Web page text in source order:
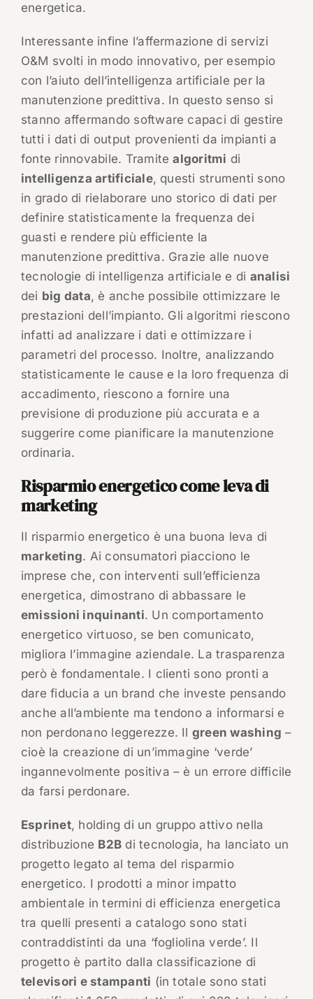
energetica.
Interessante infine l’affermazione di servizi
O&M svolti in modo innovativo, per esempio
con l’aiuto dell’intelligenza artificiale per la
manutenzione predittiva. In questo senso si
stanno affermando software capaci di gestire
tutti i dati di output provenienti da impianti a
fonte rinnovabile. Tramitealgoritmi di
intelligenza artificiale, questi strumenti sono
in grado di rielaborare uno storico di dati per
definire statisticamente la frequenza dei
guasti e rendere più efficiente la
manutenzione predittiva. Grazie alle nuove
tecnologie di intelligenza artificiale e di analisi
dei big data, è anche possibile ottimizzare le
prestazioni dell’impianto. Gli algoritmi riescono
infatti ad analizzare i dati e ottimizzare i
parametri del processo. Inoltre, analizzando
statisticamente le cause e la loro frequenza di
accadimento, riescono a fornire una
previsione di produzione più accurata e a
suggerire come pianificare la manutenzione
ordinaria.
Risparmio energetico come leva di
marketing
Il risparmio energetico è una buona leva di
marketing. Ai consumatori piacciono le
imprese che, con interventi sull’efficienza
energetica, dimostrano di abbassare le
emissioni inquinanti. Un comportamento
energetico virtuoso, se ben comunicato,
migliora l’immagine aziendale. La trasparenza
però è fondamentale. I clienti sono pronti a
dare fiducia a un brand che investe pensando
anche all’ambiente ma tendono a informarsi e
non perdonano leggerezze. Il green washing –
cioè la creazione di un’immagine ‘verde’
ingannevolmente positiva – è un errore difficile
da farsi perdonare.
Esprinet, holding di un gruppo attivo nella
distribuzione B2B di tecnologia, ha lanciato un
progetto legato al tema del risparmio
energetico. I prodotti a minor impatto
ambientale in termini di efficienza energetica
tra quelli presenti a catalogo sono stati
contraddistinti da una ‘fogliolina verde’. Il
progetto è partito dalla classificazione di
televisori e stampanti (in totale sono stati